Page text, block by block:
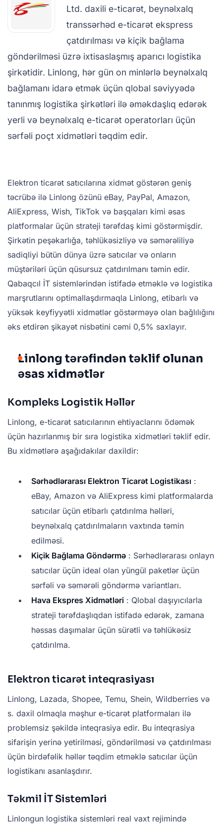
Ltd. daxili e-ticarət, beynəlxalq
transsərhəd e-ticarət ekspress
çatdırılması və kiçik bağlama
göndərilməsi üzrə ixtisaslaşmış aparıcı logistika
şirkətidir. Linlong, hər gün on minlərlə beynəlxalq
bağlamanı idarə etmək üçün qlobal səviyyədə
tanınmış logistika şirkətləri ilə əməkdaşlıq edərək
yerli və beynəlxalq e-ticarət operatorları üçün
sərfəli poçt xidmətləri təqdim edir.
Elektron ticarət satıcılarına xidmət göstərən geniş
təcrübə ilə Linlong özünü eBay, PayPal, Amazon,
AliExpress, Wish, TikTok və başqaları kimi əsas
platformalar üçün strateji tərəfdaş kimi göstərmişdir.
Şirkətin peşəkarlığa, təhlükəsizliyə və səmərəliliyə
sadiqliyi bütün dünya üzrə satıcılar və onların
müştəriləri üçün qüsursuz çatdırılmanı təmin edir.
Qabaqcıl İT sistemlərindən istifadə etməklə və logistika
marşrutlarını optimallaşdırmaqla Linlong, etibarlı və
yüksək keyfiyyətli xidmətlər göstərməyə olan bağlılığını
əks etdirən şikayət nisbətini cəmi 0,5% saxlayır.
Linlong tərəfindən təklif olunan
əsas xidmətlər
Kompleks Logistik Həllər
Linlong, e-ticarət satıcılarının ehtiyaclarını ödəmək
üçün hazırlanmış bir sıra logistika xidmətləri təklif edir.
Bu xidmətlərə aşağıdakılar daxildir:
Sərhədlərarası Elektron Ticarət Logistikası :
eBay, Amazon və AliExpress kimi platformalarda
satıcılar üçün etibarlı çatdırılma həlləri,
beynəlxalq çatdırılmaların vaxtında təmin
edilməsi.
Kiçik Bağlama Göndərmə : Sərhədlərarası onlayn
satıcılar üçün ideal olan yüngül paketlər üçün
sərfəli və səmərəli göndərmə variantları.
Hava Ekspres Xidmətləri : Qlobal daşıyıcılarla
strateji tərəfdaşlıqdan istifadə edərək, zamana
həssas daşımalar üçün sürətli və təhlükəsiz
çatdırılma.
Elektron ticarət inteqrasiyası
Linlong, Lazada, Shopee, Temu, Shein, Wildberries və
s. daxil olmaqla məşhur e-ticarət platformaları ilə
problemsiz şəkildə inteqrasiya edir. Bu inteqrasiya
sifarişin yerinə yetirilməsi, göndərilməsi və çatdırılması
üçün birdəfəlik həllər təqdim etməklə satıcılar üçün
logistikanı asanlaşdırır.
Təkmil İT Sistemləri
Linlongun logistika sistemləri real vaxt rejimində